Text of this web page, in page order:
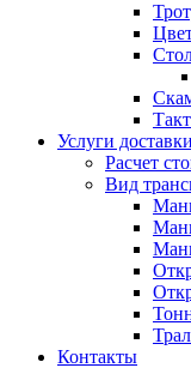
Услуги доставки
Расчет
Вид
Контакты